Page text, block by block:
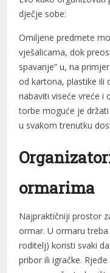
panel
panel
panel
satın al
satın al
panel
panel
panel
panel
panel
panel
dječje sobe:
Omiljene predmete
vješalicama, dok
spavanje” u, na
od kartona, plastike ili
nabaviti viseće vreće i
torbe moguće je
u svakom trenutku
Organi
ormarima
Najpraktičniji prostor
ormar. U ormaru
roditelj) koristi svaki
pribor ili igračke.